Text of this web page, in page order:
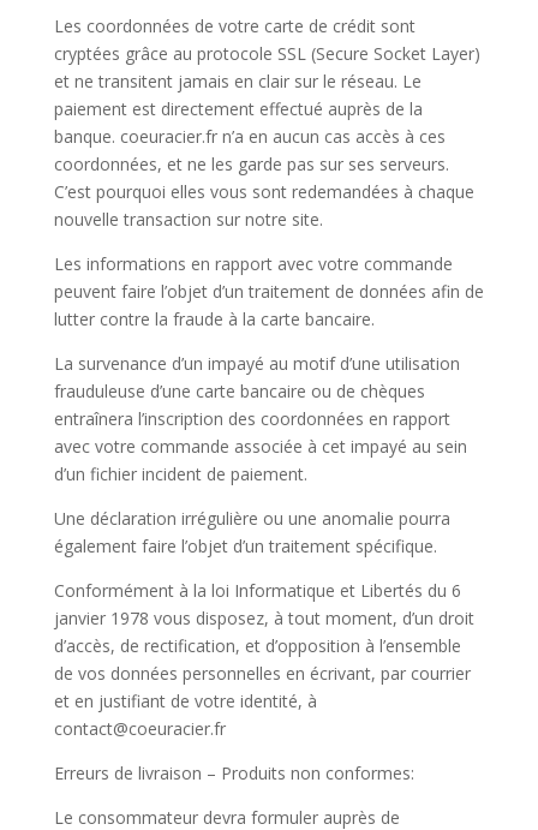
Les coordonnées de votre carte de crédit sont
cryptées grâce au protocole SSL (Secure Socket Layer)
et ne transitent jamais en clair sur le réseau. Le
paiement est directement effectué auprès de la
banque. coeuracier.fr n’a en aucun cas accès à ces
coordonnées, et ne les garde pas sur ses serveurs.
C’est pourquoi elles vous sont redemandées à chaque
nouvelle transaction sur notre site.
Les informations en rapport avec votre commande
peuvent faire l’objet d’un traitement de données afin de
lutter contre la fraude à la carte bancaire.
La survenance d’un impayé au motif d’une utilisation
frauduleuse d’une carte bancaire ou de chèques
entraînera l’inscription des coordonnées en rapport
avec votre commande associée à cet impayé au sein
d’un fichier incident de paiement.
Une déclaration irrégulière ou une anomalie pourra
également faire l’objet d’un traitement spécifique.
Conformément à la loi Informatique et Libertés du 6
janvier 1978 vous disposez, à tout moment, d’un droit
d’accès, de rectification, et d’opposition à l’ensemble
de vos données personnelles en écrivant, par courrier
et en justifiant de votre identité, à
contact@coeuracier.fr
Erreurs de livraison – Produits non conformes:
Le consommateur devra formuler auprès de